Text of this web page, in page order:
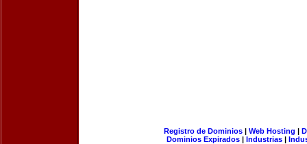
Registro de Dominios| Web Hosting |
Dominios Expirados | Industrias |